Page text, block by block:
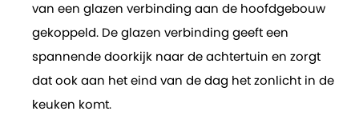
van een glazen verbinding aan de hoofdgebouw
gekoppeld. De glazen verbinding geeft een
spannende doorkijk naar de achtertuin en zorgt
dat ook aan het eind van de dag het zonlicht in de
keuken komt.